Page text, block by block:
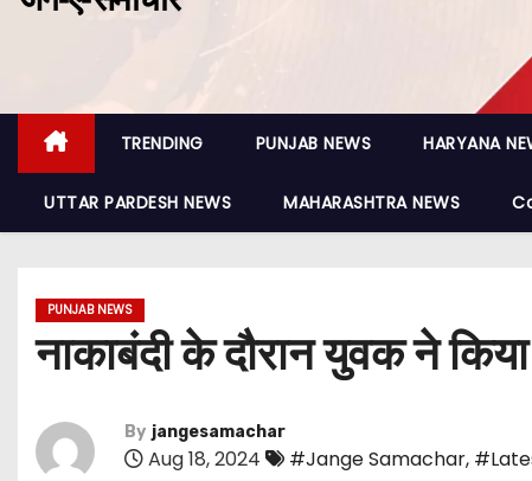
TRENDING PUNJAB NEWS HARYANA
UTTAR PARDESH NEWS MAHARASHTRA NEWS
PUNJAB NEWS
नाकाबंदी के दौरान युवक ने
By jangesamachar
Aug 18, 2024 #Jange Samachar,